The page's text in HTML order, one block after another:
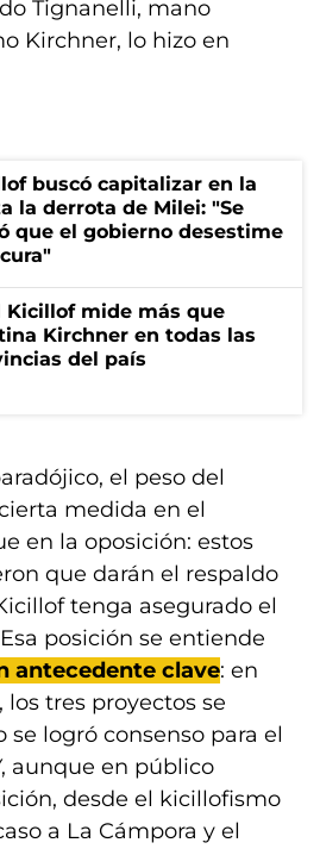
Tignanelli, mano
Kirchner, lo hizo en
buscó capitalizar en la
la derrota de Milei: "Se
que el gobierno desestime
Kicillof mide más que
Kirchner en todas las
del país
el peso del
medida en el
en la oposición: estos
que darán el respaldo
tenga asegurado el
posición se entiende
antecedente clave: en
tres proyectos se
se logró consenso para el
aunque en público
desde el kicillofismo
a La Cámpora y el